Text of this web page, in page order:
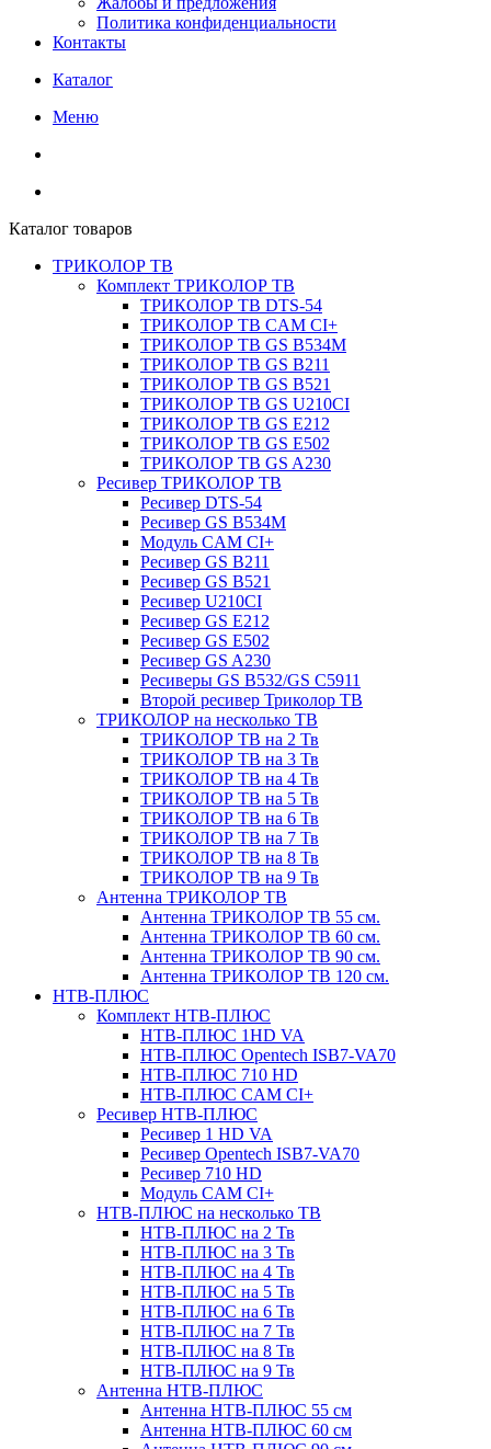
Политика конфиденциальности
Контакты
Каталог
Меню
Каталог товаров
ТРИКОЛОР ТВ
Комплект ТРИКОЛОР ТВ
ТРИКОЛОР ТВ DTS-54
ТРИКОЛОР ТВ CAM CI+
ТРИКОЛОР ТВ GS B534M
ТРИКОЛОР ТВ GS B211
ТРИКОЛОР ТВ GS B521
ТРИКОЛОР ТВ GS U210CI
ТРИКОЛОР ТВ GS E212
ТРИКОЛОР ТВ GS E502
ТРИКОЛОР ТВ GS A230
Ресивер ТРИКОЛОР ТВ
Ресивер DTS-54
Ресивер GS B534M
Модуль CAM CI+
Ресивер GS B211
Ресивер GS B521
Ресивер U210CI
Ресивер GS E212
Ресивер GS E502
Ресивер GS A230
Ресиверы GS B532/GS C5911
Второй ресивер Триколор ТВ
ТРИКОЛОР на несколько ТВ
ТРИКОЛОР ТВ на 2 Тв
ТРИКОЛОР ТВ на 3 Тв
ТРИКОЛОР ТВ на 4 Тв
ТРИКОЛОР ТВ на 5 Тв
ТРИКОЛОР ТВ на 6 Тв
ТРИКОЛОР ТВ на 7 Тв
ТРИКОЛОР ТВ на 8 Тв
ТРИКОЛОР ТВ на 9 Тв
Антенна ТРИКОЛОР ТВ
Антенна ТРИКОЛОР ТВ 55 см.
Антенна ТРИКОЛОР ТВ 60 см.
Антенна ТРИКОЛОР ТВ 90 см.
Антенна ТРИКОЛОР ТВ 120 см.
НТВ-ПЛЮС
Комплект НТВ-ПЛЮС
НТВ-ПЛЮС 1HD VA
НТВ-ПЛЮС Opentech ISB7-VA70
НТВ-ПЛЮС 710 HD
НТВ-ПЛЮС CAM CI+
Ресивер НТВ-ПЛЮС
Ресивер 1 HD VA
Ресивер Opentech ISB7-VA70
Ресивер 710 HD
Модуль CAM CI+
НТВ-ПЛЮС на несколько ТВ
НТВ-ПЛЮС на 2 Тв
НТВ-ПЛЮС на 3 Тв
НТВ-ПЛЮС на 4 Тв
НТВ-ПЛЮС на 5 Тв
НТВ-ПЛЮС на 6 Тв
НТВ-ПЛЮС на 7 Тв
НТВ-ПЛЮС на 8 Тв
НТВ-ПЛЮС на 9 Тв
Антенна НТВ-ПЛЮС
Антенна НТВ-ПЛЮС 55 см
Антенна НТВ-ПЛЮС 60 см